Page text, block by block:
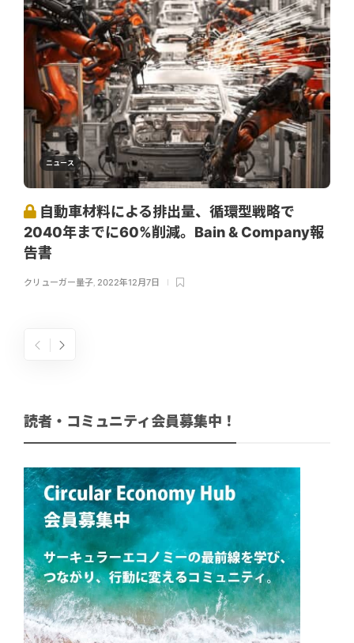
ニュース
自動車材料による排出量、循環型戦略で
2040年までに60%削減。Bain & Company報
告書
クリューガー量子 2022年12月7日
読者・コミュニティ会員募集中！